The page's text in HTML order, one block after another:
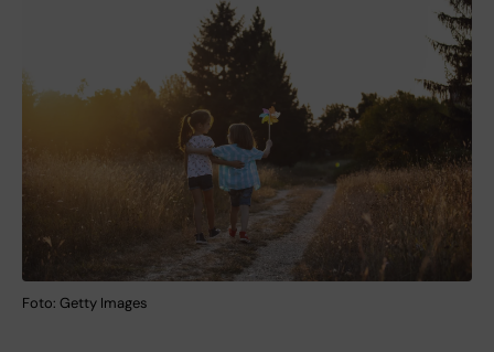
Foto: Getty Images